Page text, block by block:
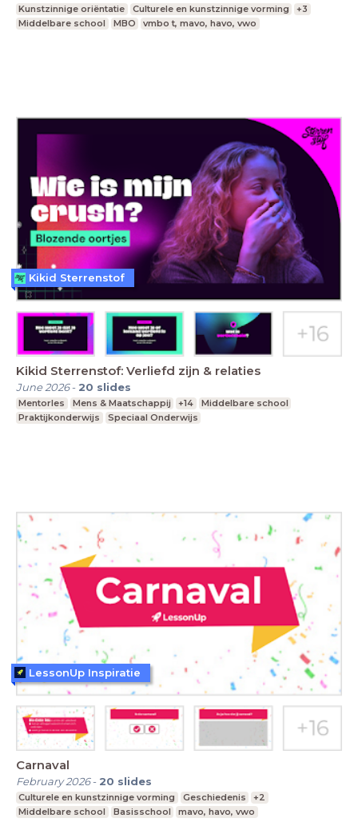
Kunstzinnige oriëntatie Culturele en kunstzinnige vorming
+3
Middelbare school
MBO vmbo t, mavo, havo, vwo
Kikid Sterrenstof: Verliefd zijn & relaties
June 2026- 20 slides
Mentorles Mens & Maatschappij +14
Middelbare school
Praktijkonderwijs
Speciaal Onderwijs
Kikid Sterrenstof
Carnaval
February 2026- 20 slides
Culturele en kunstzinnige vorming Geschiedenis
+2
Middelbare school
Basisschool mavo, havo, vwo
LessonUp Inspiratie